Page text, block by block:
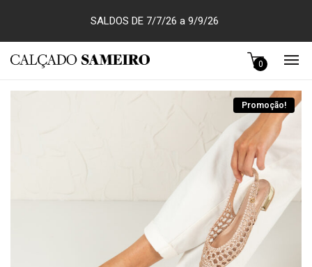
SALDOS DE 7/7/26 a 9/9/26
0
Promoção!